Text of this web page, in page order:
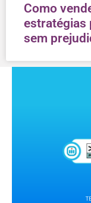
Como
estratégias
sem